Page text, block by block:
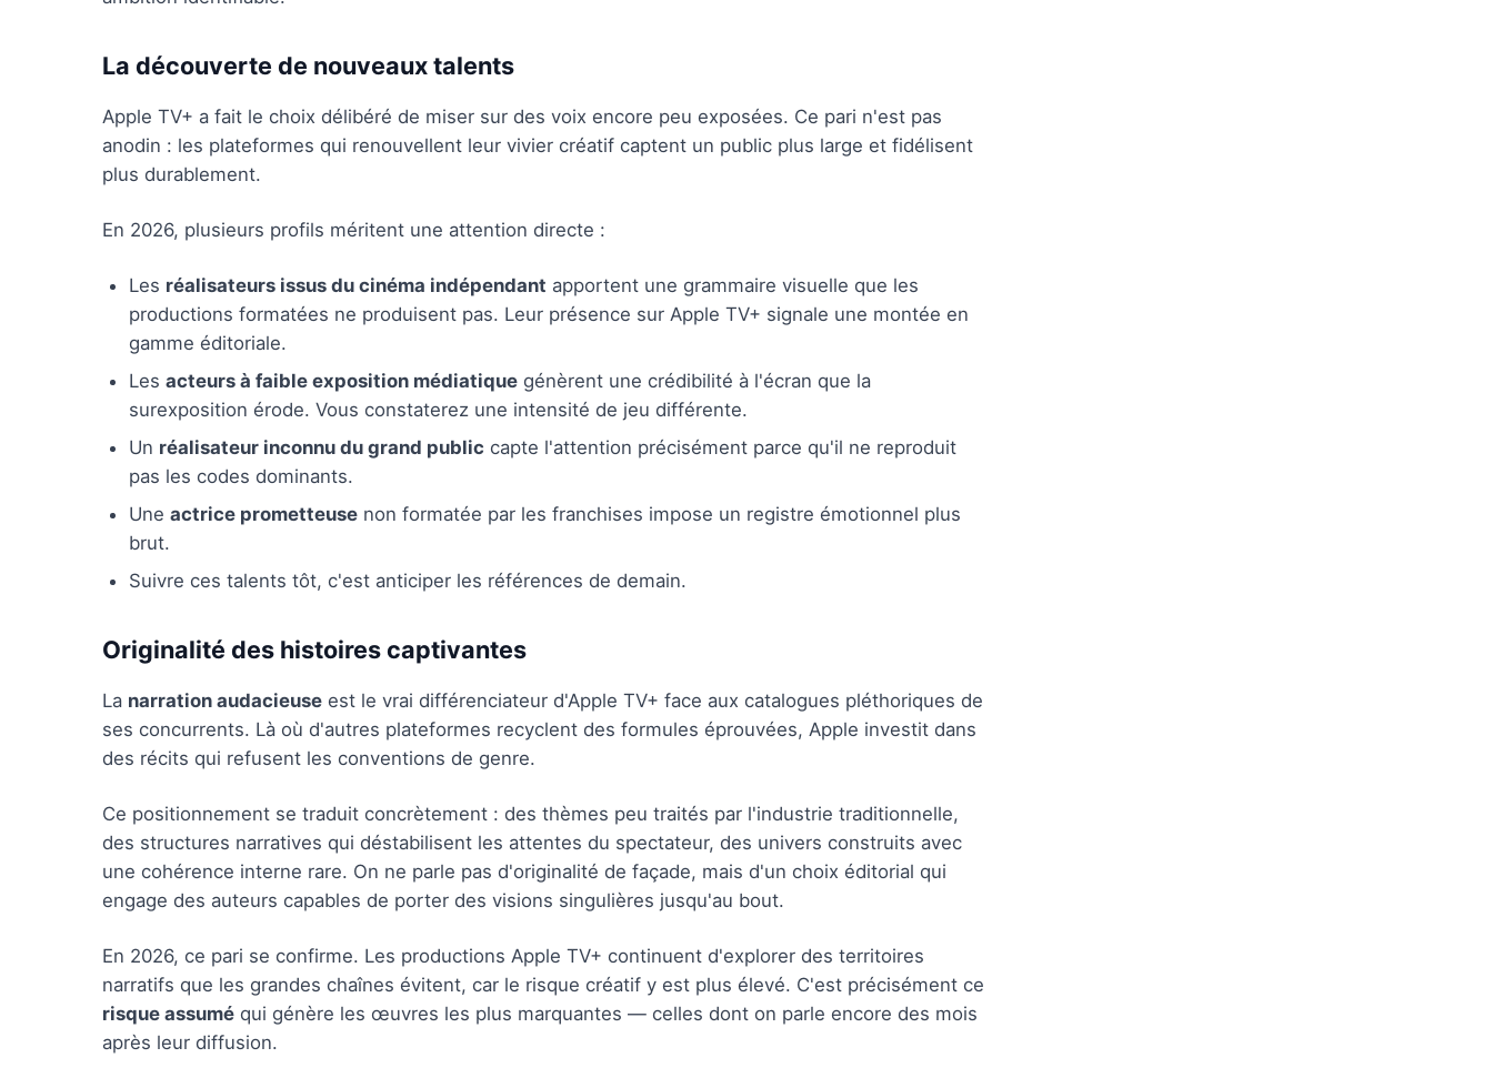
La découverte de nouveaux talents
Apple TV+ a fait le choix délibéré de miser sur des voix encore peu exposées. Ce pari n'est pas
anodin : les plateformes qui renouvellent leur vivier créatif captent un public plus large et fidélisent
plus durablement.
En 2026, plusieurs profils méritent une attention directe :
Les réalisateurs issus du cinéma indépendant apportent une grammaire visuelle que les
productions formatées ne produisent pas. Leur présence sur Apple TV+ signale une montée en
gamme éditoriale.
Les acteurs à faible exposition médiatique génèrent une crédibilité à l'écran que la
surexposition érode. Vous constaterez une intensité de jeu différente.
Un réalisateur inconnu du grand public capte l'attention précisément parce qu'il ne reproduit
pas les codes dominants.
Une actrice prometteuse non formatée par les franchises impose un registre émotionnel plus
brut.
Suivre ces talents tôt, c'est anticiper les références de demain.
Originalité des histoires captivantes
La narration audacieuse est le vrai différenciateur d'Apple TV+ face aux catalogues pléthoriques de
ses concurrents. Là où d'autres plateformes recyclent des formules éprouvées, Apple investit dans
des récits qui refusent les conventions de genre.
Ce positionnement se traduit concrètement : des thèmes peu traités par l'industrie traditionnelle,
des structures narratives qui déstabilisent les attentes du spectateur, des univers construits avec
une cohérence interne rare. On ne parle pas d'originalité de façade, mais d'un choix éditorial qui
engage des auteurs capables de porter des visions singulières jusqu'au bout.
En 2026, ce pari se confirme. Les productions Apple TV+ continuent d'explorer des territoires
narratifs que les grandes chaînes évitent, car le risque créatif y est plus élevé. C'est précisément ce
risque assumé qui génère les œuvres les plus marquantes — celles dont on parle encore des mois
après leur diffusion.